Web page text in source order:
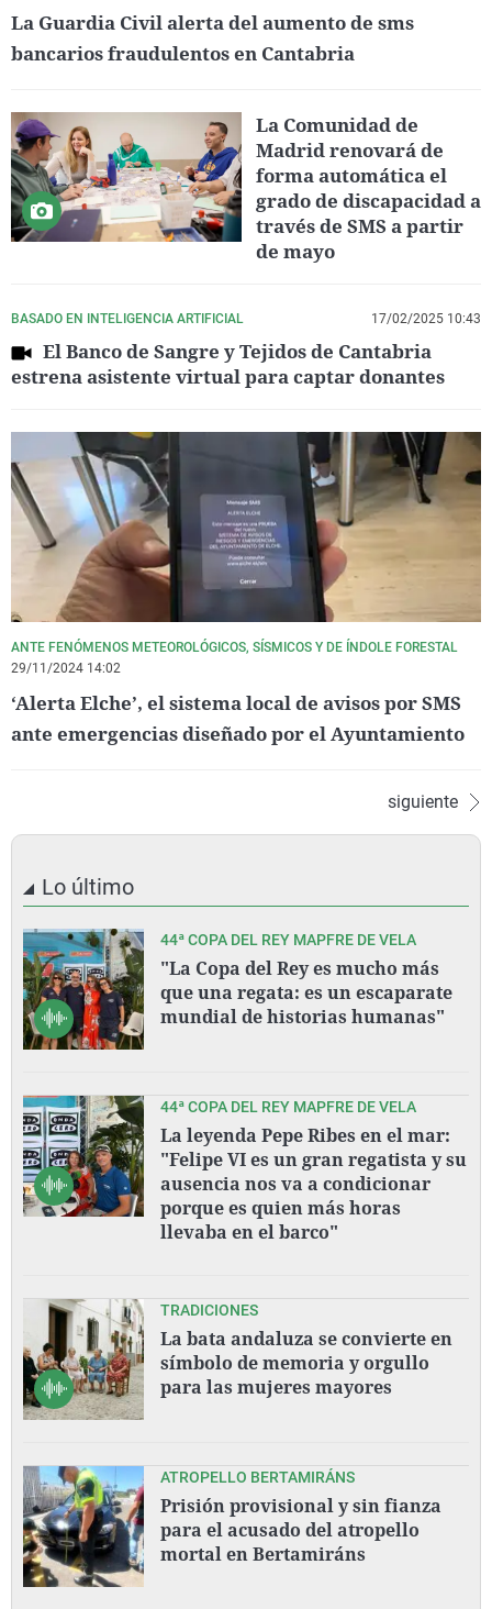
La Guardia Civil alerta del aumento de sms
bancarios fraudulentos en Cantabria
La Comunidad de
Madrid renovará de
forma automática el
grado de discapacidad a
través de SMS a partir
de mayo
BASADO EN INTELIGENCIA ARTIFICIAL 17/02/2025 10:43
El Banco de Sangre y Tejidos de Cantabria
estrena asistente virtual para captar donantes
ANTE FENÓMENOS METEOROLÓGICOS, SÍSMICOS Y DE ÍNDOLE FORESTAL
29/11/2024 14:02
‘Alerta Elche’, el sistema local de avisos por SMS
ante emergencias diseñado por el Ayuntamiento
siguiente
Lo último
44ª COPA DEL REY MAPFRE DE VELA
"La Copa del Rey es mucho más
que una regata: es un escaparate
mundial de historias humanas"
44ª COPA DEL REY MAPFRE DE VELA
La leyenda Pepe Ribes en el mar:
"Felipe VI es un gran regatista y su
ausencia nos va a condicionar
porque es quien más horas
llevaba en el barco"
TRADICIONES
La bata andaluza se convierte en
símbolo de memoria y orgullo
para las mujeres mayores
ATROPELLO BERTAMIRÁNS
Prisión provisional y sin fianza
para el acusado del atropello
mortal en Bertamiráns